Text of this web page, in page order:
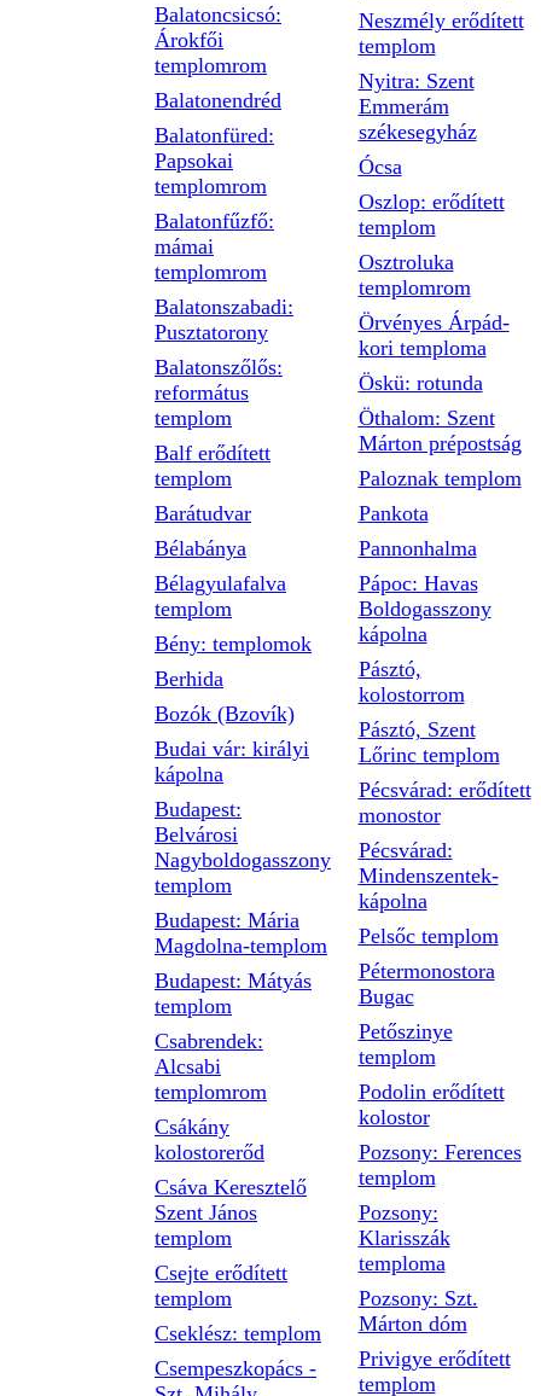
Balatoncsicsó:
Árokfői
templomrom
Balatonendréd
Balatonfüred:
Papsokai
templomrom
Balatonfűzfő:
mámai
templomrom
Balatonszabadi:
Pusztatorony
Balatonszőlős:
református
templom
Balf erődített
templom
Barátudvar
Bélabánya
Bélagyulafalva
templom
Bény: templomok
Berhida
Bozók (Bzovík)
Budai vár: királyi
kápolna
Budapest:
Belvárosi
Nagyboldogasszony
templom
Budapest: Mária
Magdolna-templom
Budapest: Mátyás
templom
Csabrendek:
Alcsabi
templomrom
Csákány
kolostorerőd
Csáva Keresztelő
Szent János
templom
Csejte erődített
templom
Cseklész: templom
Csempeszkopács -
Neszmély erődített
templom
Nyitra: Szent
Emmerám
székesegyház
Ócsa
Oszlop: erődített
templom
Osztroluka
templomrom
Örvényes Árpád-
kori temploma
Öskü: rotunda
Öthalom: Szent
Márton prépostság
Paloznak templom
Pankota
Pannonhalma
Pápoc: Havas
Boldogasszony
kápolna
Pásztó,
kolostorrom
Pásztó, Szent
Lőrinc templom
Pécsvárad: erődített
monostor
Pécsvárad:
Mindenszentek-
kápolna
Pelsőc templom
Pétermonostora
Bugac
Petőszinye
templom
Podolin erődített
kolostor
Pozsony: Ferences
templom
Pozsony:
Klarisszák
temploma
Pozsony: Szt.
Márton dóm
Privigye erődített
templom